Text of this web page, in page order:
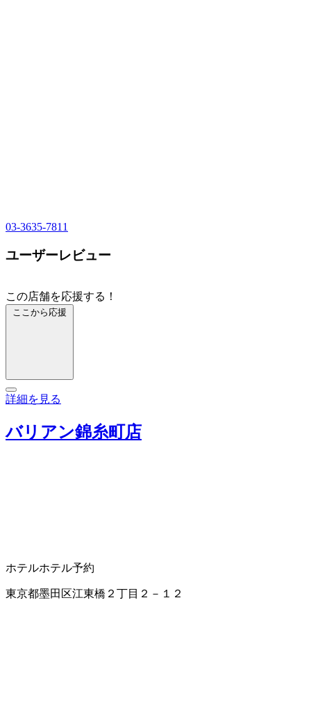
03-3635-7811
ユーザーレビュー
この店舗を応援する！
ここから応援
詳細を見る
バリアン錦糸町店
ホテルホテル予約
東京都墨田区江東橋２丁目２－１２